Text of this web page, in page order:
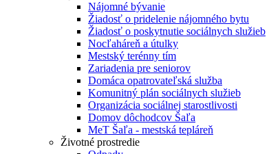
Nájomné bývanie
Žiadosť o pridelenie nájomného bytu
Žiadosť o poskytnutie sociálnych služieb
Nocľaháreň a útulky
Mestský terénny tím
Zariadenia pre seniorov
Domáca opatrovateľská služba
Komunitný plán sociálnych služieb
Organizácia sociálnej starostlivosti
Domov dôchodcov Šaľa
MeT Šaľa - mestská tepláreň
Životné prostredie